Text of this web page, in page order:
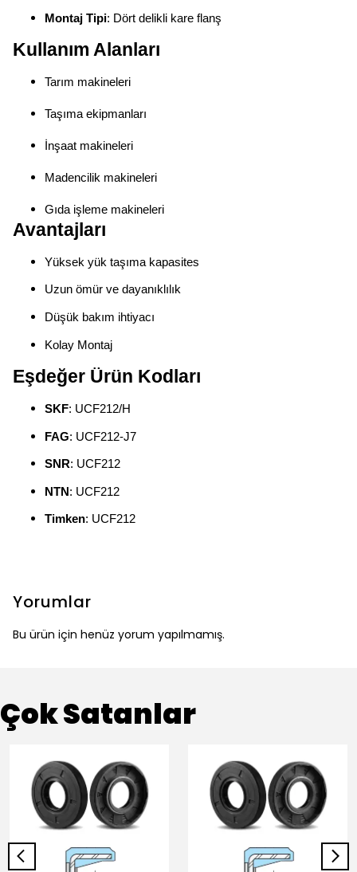
Montaj Tipi: Dört delikli kare flanş
Kullanım Alanları
Tarım makineleri
Taşıma ekipmanları
İnşaat makineleri
Madencilik makineleri
Gıda işleme makineleri
Avantajları
Yüksek yük taşıma kapasites
Uzun ömür ve dayanıklılık
Düşük bakım ihtiyacı
Kolay Montaj
Eşdeğer Ürün Kodları
SKF: UCF212/H
FAG: UCF212-J7
SNR: UCF212
NTN : UCF212
Timken: UCF212
Yorumlar
Bu ürün için henüz yorum yapılmamış.
Çok Satanlar